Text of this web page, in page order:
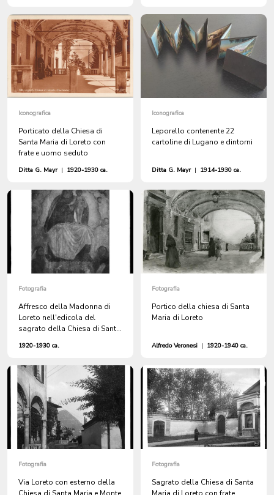
Iconografica
Porticato della Chiesa di
Santa Maria di Loreto con
frate e uomo seduto
Ditta G. Mayr | 1920-1930 ca.
Iconografica
Leporello contenente 22
cartoline di Lugano e dintorni
Ditta G. Mayr | 1914-1930 ca.
Fotografia
Affresco della Madonna di
Loreto nell'edicola del
sagrato della Chiesa di Santa
1920-1930 ca.
Fotografia
Portico della chiesa di Santa
Maria di Loreto
Alfredo Veronesi | 1920-1940 ca.
Fotografia
Via Loreto con esterno della
Fotografia
Sagrato della Chiesa di Santa